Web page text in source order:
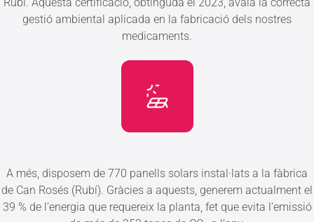
Rubí. Aquesta certificació, obtinguda el 2023, avala la correcta
gestió ambiental aplicada en la fabricació dels nostres
medicaments.
A més, disposem de 770 panells solars instal·lats a la fàbrica
de Can Rosés (Rubí). Gràcies a aquests, generem actualment el
39 % de l’energia que requereix la planta, fet que evita l’emissió